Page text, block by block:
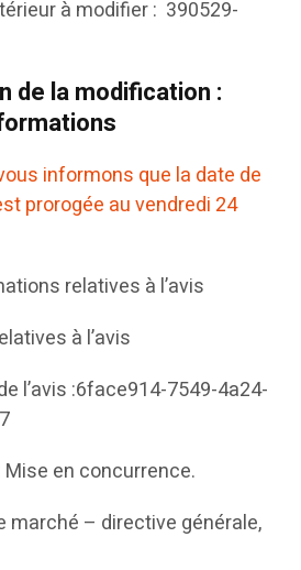
à modifier : 390529-
de la modification :
informons que la date de
prorogée au vendredi 24
relatives à l’avis
à l’avis
l’avis :6face914-7549-4a24-
en concurrence.
marché – directive générale,